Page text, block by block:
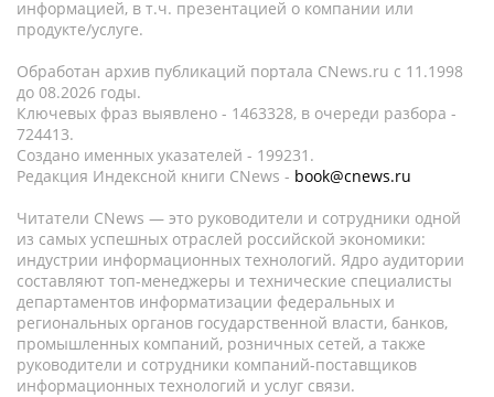
информацией, в т.ч. презентацией о компании или
продукте/услуге.
Обработан архив публикаций портала CNews.ru c 11.1998
до 08.2026 годы.
Ключевых фраз выявлено - 1463328, в очереди разбора -
724413.
Создано именных указателей - 199231.
Редакция Индексной книги CNews - book@cnews.ru
Читатели CNews — это руководители и сотрудники одной
из самых успешных отраслей российской экономики:
индустрии информационных технологий. Ядро аудитории
составляют топ-менеджеры и технические специалисты
департаментов информатизации федеральных и
региональных органов государственной власти, банков,
промышленных компаний, розничных сетей, а также
руководители и сотрудники компаний-поставщиков
информационных технологий и услуг связи.